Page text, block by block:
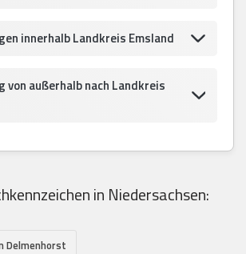
innerhalb Landkreis Emsland
von außerhalb nach Landkreis
in Niedersachsen:
Delmenhorst